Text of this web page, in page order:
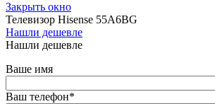
Закрыть окно
Телевизор Hisense 55A6BG
Нашли дешевле
Нашли дешевле
Ваше имя
Ваш телефон*